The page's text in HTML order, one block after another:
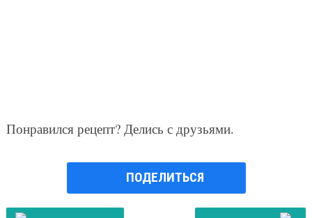
Понравился рецепт? Делись с друзьями.
ПОДЕЛИТЬСЯ